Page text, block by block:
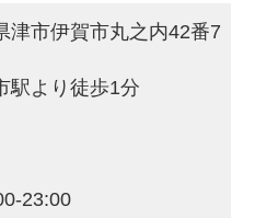
津市伊賀市丸之内42番7
り徒歩1分
23:00